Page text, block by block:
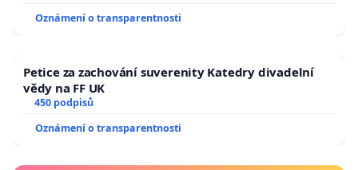
Oznámení o transparentnosti
Petice za zachování suverenity Katedry divadelní
vědy na FF UK
450 podpisů
Oznámení o transparentnosti